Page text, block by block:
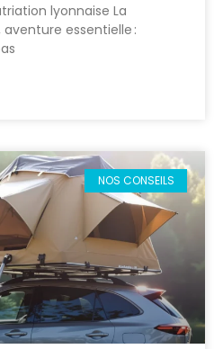
lyonnaise La
essentielle :
NOS CONSEILS